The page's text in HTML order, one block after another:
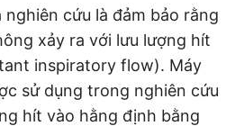
cứu là đảm bảo rằng
xảy ra với lưu lượng hít
inspiratory flow). Máy
sử dụng trong nghiên cứu
hít vào hằng định bằng